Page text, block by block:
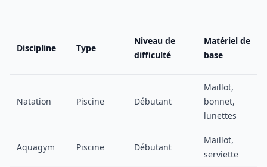
Discipline Type
Niveau de
difficulté
Matériel de
base
Natation Piscine Débutant
Maillot,
bonnet,
lunettes
Aquagym Piscine Débutant
Maillot,
serviette